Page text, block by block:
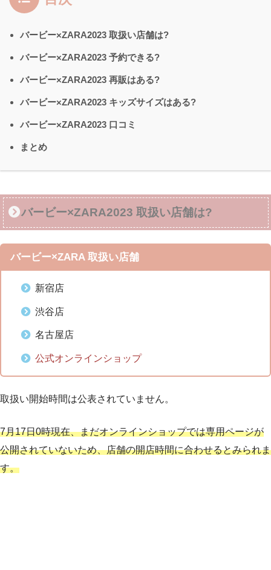
バービー×ZARA2023 取扱い店舗は?
バービー×ZARA2023 予約できる?
バービー×ZARA2023 再販はある?
バービー×ZARA2023 キッズサイズはある?
バービー×ZARA2023 口コミ
まとめ
バービー×ZARA2023 取扱い店舗は?
バービー×ZARA 取扱い店舗
新宿店
渋谷店
名古屋店
公式オンラインショップ
取扱い開始時間は公表されていません。
7月17日0時現在、まだオンラインショップでは専用ページが
公開されていないため、店舗の開店時間に合わせるとみられま
す。